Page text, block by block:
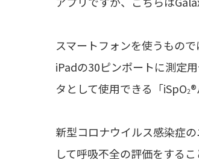
スマートフォンを使うもの
iPadの30ピンポートに測定
タとして使用できる「iSpO2
新型コロナウイルス感染症
して呼吸不全の評価をする